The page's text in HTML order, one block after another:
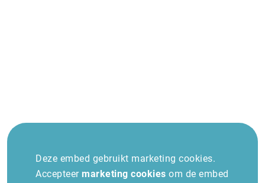
Deze embed gebruikt marketing cookies.
Accepteer marketing cookies om de embed